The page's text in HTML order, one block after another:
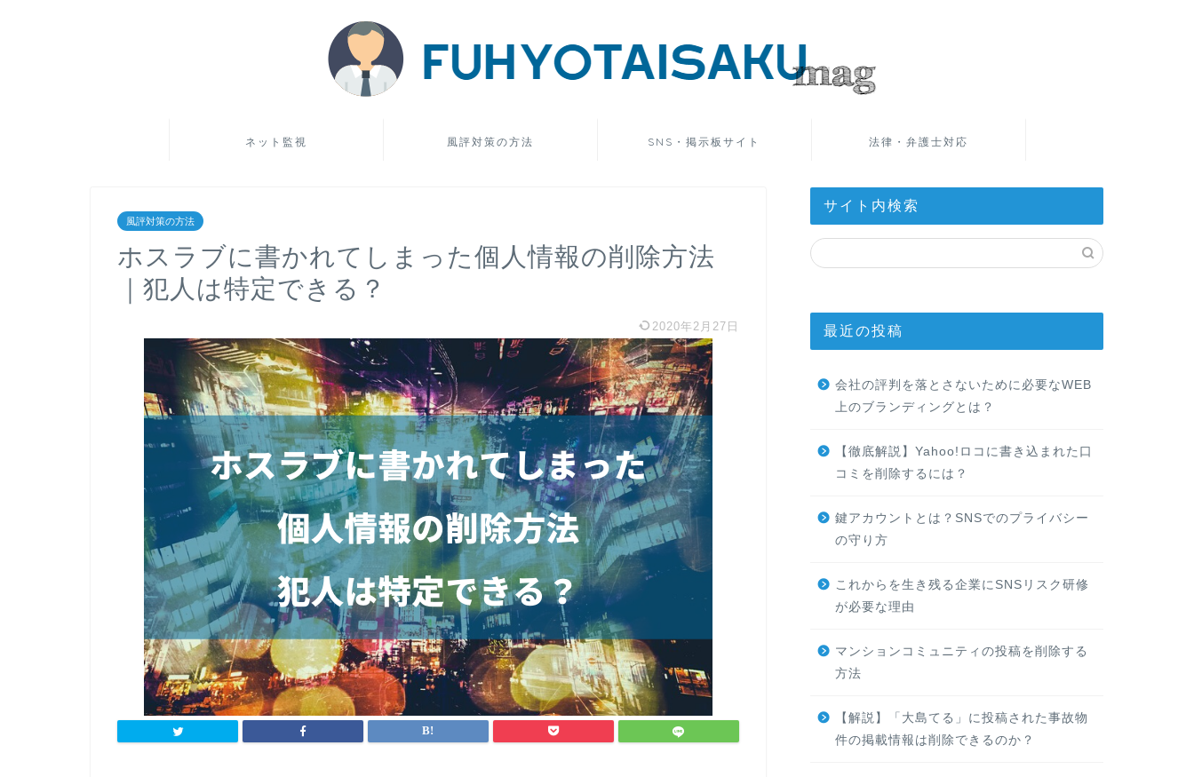
ネット監視 風評対策の方法 SNS・掲示板サイト 法律・弁護士対応
風評対策の方法
ホスラブに書かれてしまった個人情報の削除方法
｜犯人は特定できる？
2020年2月27日
サイト内検索
最近の投稿
会社の評判を落とさないために必要なWEB
上のブランディングとは？
【徹底解説】Yahoo!ロコに書き込まれた口
コミを削除するには？
鍵アカウントとは？SNSでのプライバシー
の守り方
これからを生き残る企業にSNSリスク研修
が必要な理由
マンションコミュニティの投稿を削除する
方法
【解説】「大島てる」に投稿された事故物
件の掲載情報は削除できるのか？